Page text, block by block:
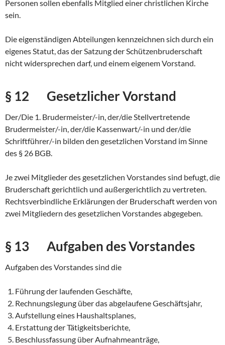
Personen sollen ebenfalls Mitglied einer christlichen Kirche
sein.
Die eigenständigen Abteilungen kennzeichnen sich durch ein
eigenes Statut, das der Satzung der Schützenbruderschaft
nicht widersprechen darf, und einem eigenem Vorstand.
§ 12 Gesetzlicher Vorstand
Der/Die 1. Brudermeister/-in, der/die Stellvertretende
Brudermeister/-in, der/die Kassenwart/-in und der/die
Schriftführer/-in bilden den gesetzlichen Vorstand im Sinne
des § 26 BGB.
Je zwei Mitglieder des gesetzlichen Vorstandes sind befugt, die
Bruderschaft gerichtlich und außergerichtlich zu vertreten.
Rechtsverbindliche Erklärungen der Bruderschaft werden von
zwei Mitgliedern des gesetzlichen Vorstandes abgegeben.
§ 13 Aufgaben des Vorstandes
Aufgaben des Vorstandes sind die
Führung der laufenden Geschäfte,
Rechnungslegung über das abgelaufene Geschäftsjahr,
Aufstellung eines Haushaltsplanes,
Erstattung der Tätigkeitsberichte,
Beschlussfassung über Aufnahmeanträge,